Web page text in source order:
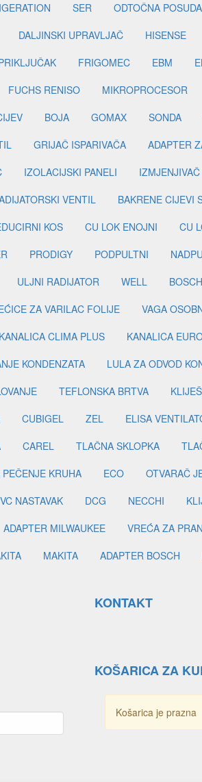
SER ODTOČNA POSUDA
DALJINSKI UPRAVLJAČ HISENSE
FRIGOMEC EBM
FUCHS RENISO MIKROPROCESOR
BOJA GOMAX SONDA
GRIJAČ ISPARIVAČA ADAPTER
IZOLACIJSKI PANELI
VENTIL BAKRENE CIJEVI
KOS CU LOK ENOJNI CU
PRODIGY PODPULTNI
ULJNI RADIJATOR WELL BOSCH
ZA VARILAC FOLIJE VAGA
KANALICA CLIMA PLUS KANALICA
KONDENZATA LULA ZA ODVOD
TEFLONSKA BRTVA
CUBIGEL ZEL ELISA
CAREL TLAČNA SKLOPKA
KRUHA ECO OTVARAČ
NASTAVAK DCG NECCHI
ADAPTER MILWAUKEE VREĆA ZA
MAKITA ADAPTER BOSCH
KONTAKT
KOŠARICA ZA
Košarica je prazna